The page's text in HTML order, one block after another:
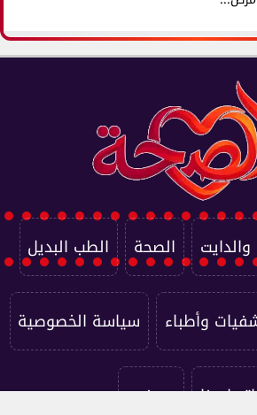
الصحة الطب البديل
وأطباء سياسة الخصوصية
اتصل بنا من نحن